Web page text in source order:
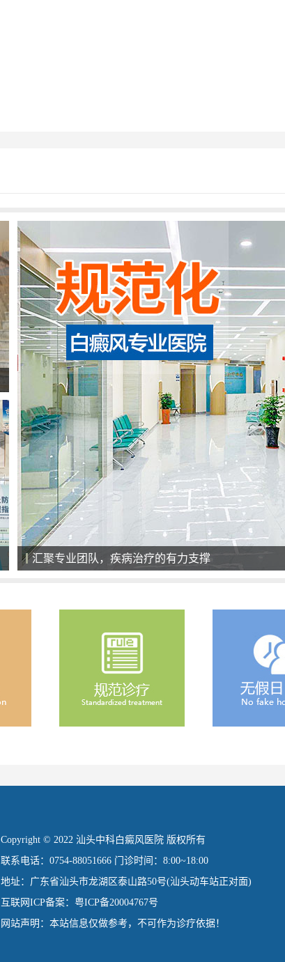
汇聚专业团队，疾病治疗的有力支撑
Copyright © 2022 汕头中科白癜风医院 版权所有
联系电话：0754-88051666 门诊时间：8:00~18:00
地址：广东省汕头市龙湖区泰山路50号(汕头动车站正对面)
互联网ICP备案：粤ICP备20004767号
网站声明：本站信息仅做参考，不可作为诊疗依据！